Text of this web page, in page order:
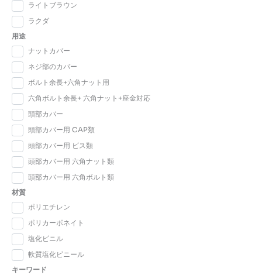
ライトブラウン
ラクダ
用途
ナットカバー
ネジ部のカバー
ボルト余長+六角ナット用
六角ボルト余長+ 六角ナット+座金対応
頭部カバー
頭部カバー用 CAP類
頭部カバー用 ビス類
頭部カバー用 六角ナット類
頭部カバー用 六角ボルト類
材質
ポリエチレン
ポリカーボネイト
塩化ビニル
軟質塩化ビニール
キーワード